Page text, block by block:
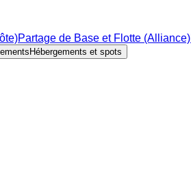
Partage de Base et Flotte (Alliance)
Hébergements et spots